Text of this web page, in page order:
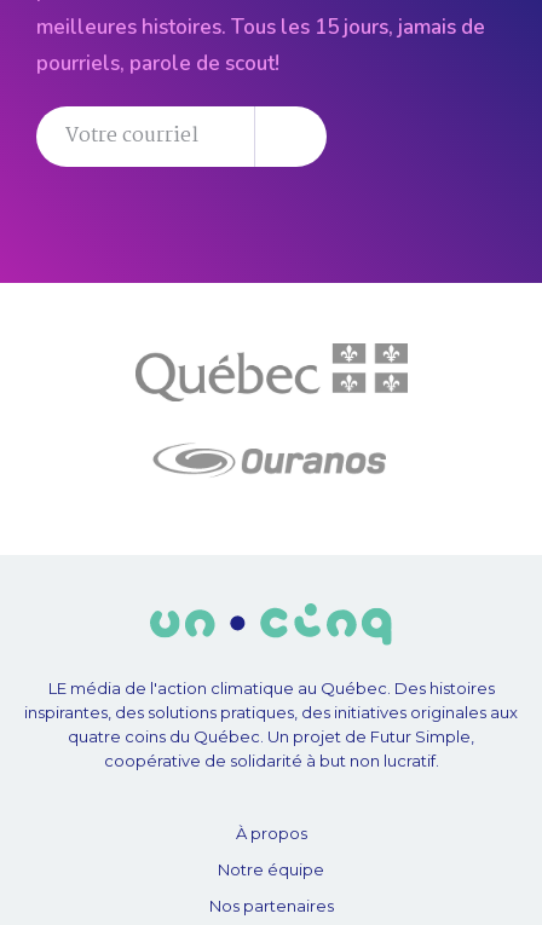
meilleures histoires. Tous les 15 jours, jamais de
pourriels, parole de scout!
LE média de l'action climatique au Québec. Des histoires
inspirantes, des solutions pratiques, des initiatives originales aux
quatre coins du Québec. Un projet de Futur Simple,
coopérative de solidarité à but non lucratif.
À propos
Notre équipe
Nos partenaires